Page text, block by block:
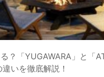
？「YUGAWARA」と「
いを徹底解説！